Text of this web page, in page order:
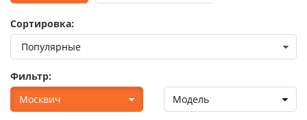
Сортировка:
Фильтр:
Москвич
Модель